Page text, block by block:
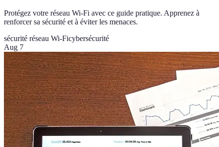
Protégez votre réseau Wi-Fi avec ce guide pratique. Apprenez à
renforcer sa sécurité et à éviter les menaces.
sécurité réseau Wi-Ficybersécurité
Aug 7